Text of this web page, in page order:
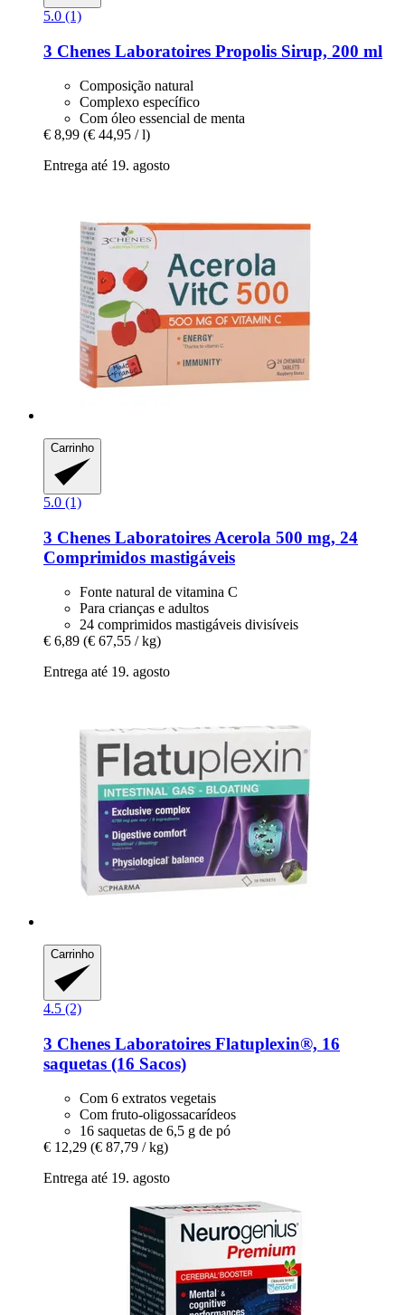
5.0 (1)
3 Chenes Laboratoires Propolis Sirup, 200 ml
Composição natural
Complexo específico
Com óleo essencial de menta
€ 8,99 (€ 44,95 / l)
Entrega até 19. agosto
Carrinho
5.0 (1)
3 Chenes Laboratoires Acerola 500 mg, 24
Comprimidos mastigáveis
Fonte natural de vitamina C
Para crianças e adultos
24 comprimidos mastigáveis divisíveis
€ 6,89 (€ 67,55 / kg)
Entrega até 19. agosto
Carrinho
4.5 (2)
3 Chenes Laboratoires Flatuplexin®, 16
saquetas (16 Sacos)
Com 6 extratos vegetais
Com fruto-oligossacarídeos
16 saquetas de 6,5 g de pó
€ 12,29 (€ 87,79 / kg)
Entrega até 19. agosto